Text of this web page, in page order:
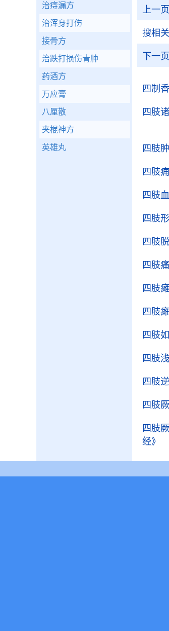
上一页
搜相关
下一页
四制
四肢
四肢肿
四肢痈
四肢
四肢
四肢
四肢
四肢
四肢瘫
四肢
四肢
四肢
四肢
四肢
经》
治痔漏方
治浑身打伤
接骨方
治跌打损伤青肿
药酒方
万应膏
八厘散
夹棍神方
英雄丸